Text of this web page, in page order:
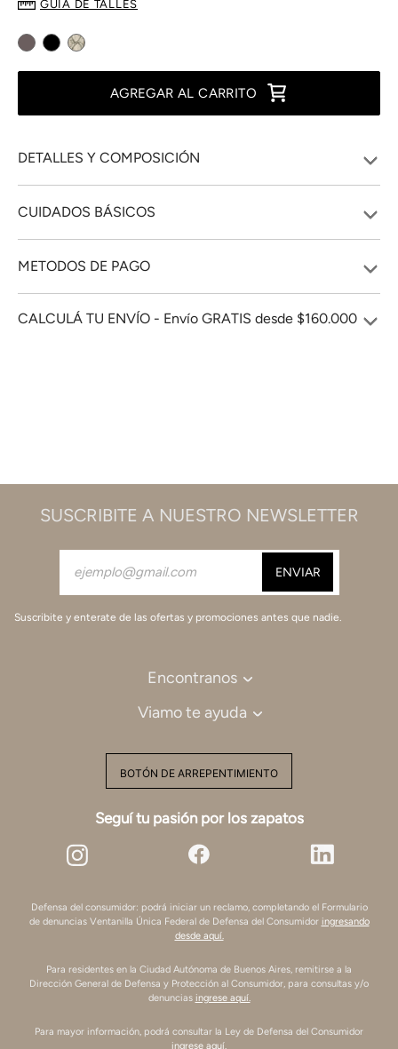
GUIA DE TALLES
AGREGAR AL CARRITO
DETALLES Y COMPOSICIÓN
CUIDADOS BÁSICOS
METODOS DE PAGO
CALCULÁ TU ENVÍO - Envío GRATIS desde $160.000
SUSCRIBITE A NUESTRO NEWSLETTER
Suscribite y enterate de las ofertas y promociones antes que nadie.
Encontranos
Viamo te ayuda
BOTÓN DE ARREPENTIMIENTO
Seguí tu pasión por los zapatos
Defensa del consumidor: podrá iniciar un reclamo, completando el Formulario
de denuncias Ventanilla Única Federal de Defensa del Consumidor ingresando
desde aquí.
Para residentes en la Ciudad Autónoma de Buenos Aires, remitirse a la
Dirección General de Defensa y Protección al Consumidor, para consultas y/o
denuncias ingrese aquí.
Para mayor información, podrá consultar la Ley de Defensa del Consumidor
ingrese aquí.